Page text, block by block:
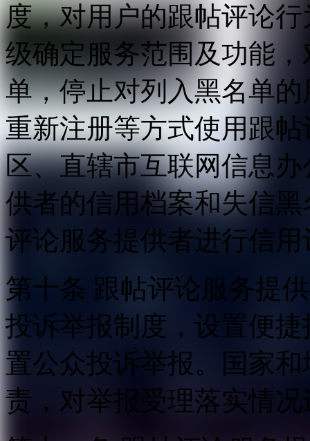
度，对用户的跟帖评论
级确定服务范围及功能
单，停止对列入黑名单
重新注册等方式使用跟
区、直辖市互联网信息
供者的信用档案和失信
评论服务提供者进行信用
第十条 跟帖评论服务提
投诉举报制度，设置便
置公众投诉举报。国家
责，对举报受理落实情